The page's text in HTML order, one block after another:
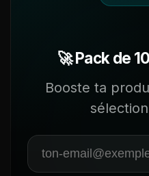
🚀 Pack de
Booste ta